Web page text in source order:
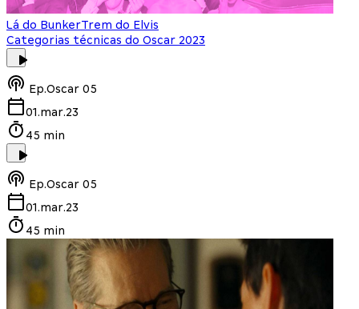
Lá do BunkerTrem do Elvis
Categorias técnicas do Oscar 2023
Ep.Oscar 05
01.mar.23
45 min
Ep.Oscar 05
01.mar.23
45 min